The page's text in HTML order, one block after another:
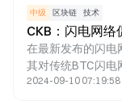
中级 区块链 技术
CKB：闪电网络
在最新发布的闪电
其对传统BTC闪电
道内直接转移，采
2024-09-10 07:19:58